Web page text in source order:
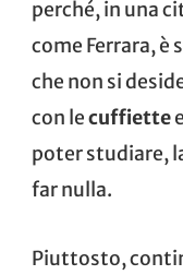
perché, in una
come Ferrara,
che non si
con lecuffiette
poter studiare,
far nulla.
Piuttosto,